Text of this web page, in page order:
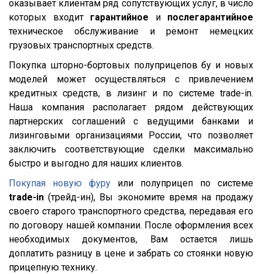
Lander
544018-1320-031
5440А5-370-031
XS International
LVFS3F
CFS
S01
SCF
SCS
SKO
SKO 24
SKO 24/L
оказывает клиентам ряд сопутствующих услуг, в число
которых входит гарантийное и послегарантийное
техническое обслуживание и ремонт немецких
грузовых транспортных средств.
Покупка шторно-бортовых полуприцепов бу и новых
моделей может осуществляться с привлечением
кредитных средств, в лизинг и по системе trade-in.
Наша компания располагает рядом действующих
партнерских соглашений с ведущими банками и
лизинговыми организациями России, что позволяет
заключить соответствующие сделки максимально
быстро и выгодно для наших клиентов.
Покупая новую фуру или полуприцеп по системе
trade-in(трейд-ин), Вы экономите время на продажу
своего старого транспортного средства, передавая его
по договору нашей компании. После оформления всех
необходимых документов, Вам остается лишь
доплатить разницу в цене и забрать со стоянки новую
прицепную технику.